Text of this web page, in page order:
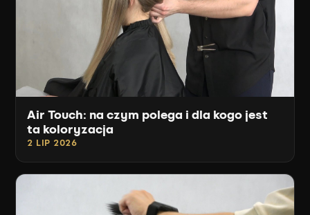
Air Touch: na czym polega i dla kogo jest
ta koloryzacja
2 LIP 2026